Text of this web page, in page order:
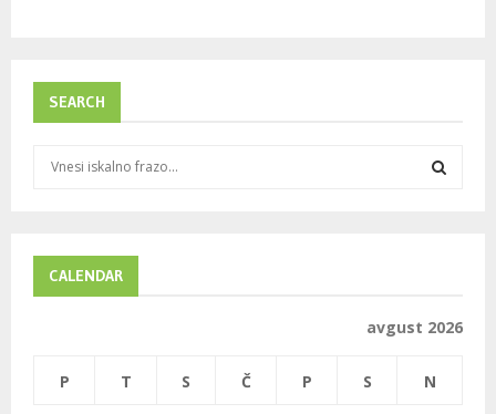
SEARCH
f
C
CALENDAR
avgust 2026
P T S Č P S N